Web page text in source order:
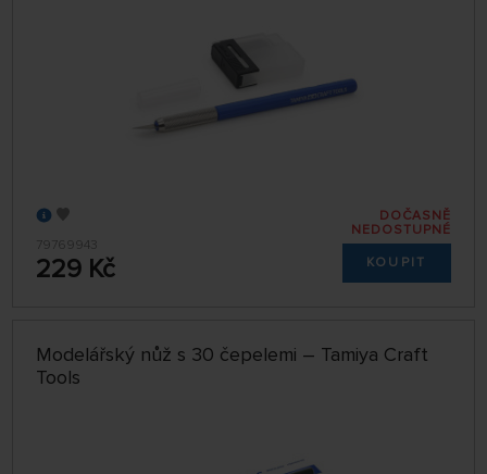
79769943
229 Kč
DOČASNĚ
NEDOSTUPNÉ
KOUPIT
Modelářský nůž s 30 čepelemi – Tamiya Craft
Tools